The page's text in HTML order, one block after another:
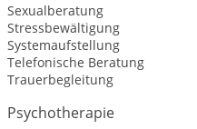
Sexualberatung
Stressbewältigung
Systemaufstellung
Telefonische Beratung
Trauerbegleitung
Psychotherapie